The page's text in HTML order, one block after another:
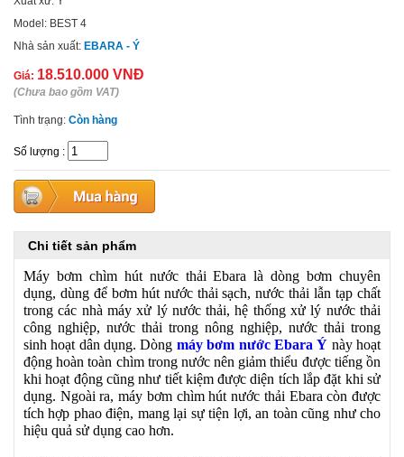
Model: BEST 4
Nhà sản xuất: EBARA - Ý
Giá: 18.510.000 VNĐ
(Chưa bao gồm VAT)
Tình trạng: Còn hàng
Số lượng :
Chi tiết sản phẩm
Máy bơm chìm hút nước thải Ebara là dòng bơm chuyên
dụng, dùng để bơm hút nước thải sạch, nước thải lẫn tạp chất
trong các nhà máy xử lý nước thải, hệ thống xử lý nước thải
công nghiệp, nước thải trong nông nghiệp, nước thải trong
sinh hoạt dân dụng. Dòng máy bơm nước Ebara Ý này hoạt
động hoàn toàn chìm trong nước nên giảm thiểu được tiếng ồn
khi hoạt động cũng như tiết kiệm được diện tích lắp đặt khi sử
dụng. Ngoài ra, máy bơm chìm hút nước thải Ebara còn được
tích hợp phao điện, mang lại sự tiện lợi, an toàn cũng như cho
hiệu quả sử dụng cao hơn.